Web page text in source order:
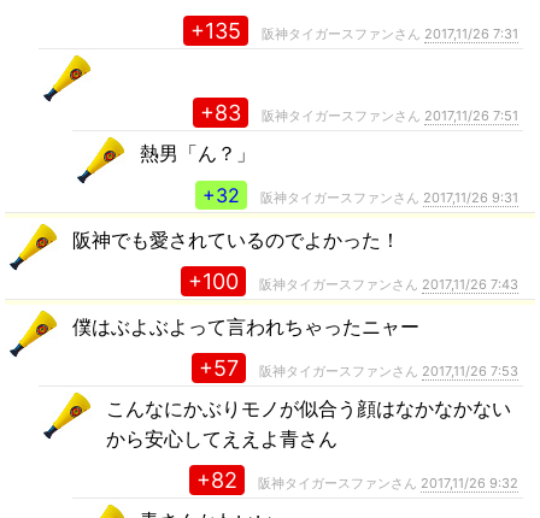
+135 阪神タイガースファンさん 2017,11/26 7:31
+83 阪神タイガースファンさん 2017,11/26 7:51
熱男「ん？」
+32
阪神タイガースファンさん 2017,11/26 9:31
阪神でも愛されているのでよかった！
+100 阪神タイガースファンさん 2017,11/26 7:43
僕はぶよぶよって言われちゃったニャー
+57 阪神タイガースファンさん 2017,11/26 7:53
こんなにかぶりモノが似合う顔はなかなかない
から安心してええよ青さん
+82 阪神タイガースファンさん 2017,11/26 9:32